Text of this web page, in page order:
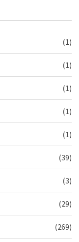
(1)
(1)
(1)
(1)
(1)
(39)
(3)
(29)
(269)